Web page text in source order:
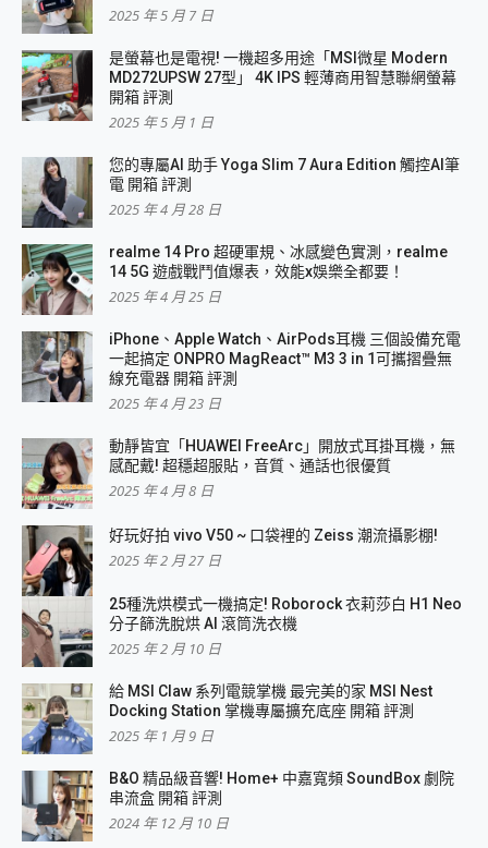
2025 年 5 月 7 日
是螢幕也是電視! 一機超多用途「MSI微星 Modern
MD272UPSW 27型」 4K IPS 輕薄商用智慧聯網螢幕
開箱 評測
2025 年 5 月 1 日
您的專屬AI 助手 Yoga Slim 7 Aura Edition 觸控AI筆
電 開箱 評測
2025 年 4 月 28 日
realme 14 Pro 超硬軍規、冰感變色實測，realme
14 5G 遊戲戰鬥值爆表，效能x娛樂全都要！
2025 年 4 月 25 日
iPhone、Apple Watch、AirPods耳機 三個設備充電
一起搞定 ONPRO MagReact™ M3 3 in 1可攜摺疊無
線充電器 開箱 評測
2025 年 4 月 23 日
動靜皆宜「HUAWEI FreeArc」開放式耳掛耳機，無
感配戴! 超穩超服貼，音質、通話也很優質
2025 年 4 月 8 日
好玩好拍 vivo V50 ~ 口袋裡的 Zeiss 潮流攝影棚!
2025 年 2 月 27 日
25種洗烘模式一機搞定! Roborock 衣莉莎白 H1 Neo
分子篩洗脫烘 AI 滾筒洗衣機
2025 年 2 月 10 日
給 MSI Claw 系列電競掌機 最完美的家 MSI Nest
Docking Station 掌機專屬擴充底座 開箱 評測
2025 年 1 月 9 日
B&O 精品級音響! Home+ 中嘉寬頻 SoundBox 劇院
串流盒 開箱 評測
2024 年 12 月 10 日